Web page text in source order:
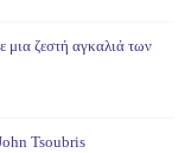
μια ζεστή αγκαλιά των
Tsoubris